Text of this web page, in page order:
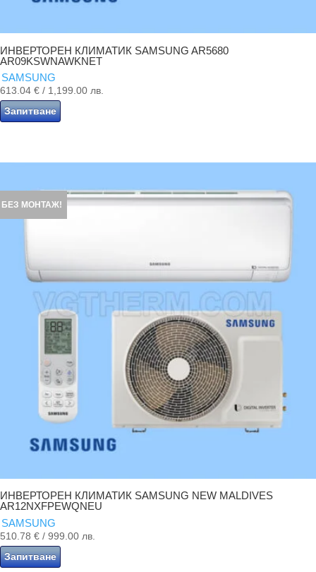
ИНВЕРТОРЕН КЛИМАТИК SAMSUNG AR5680
AR09KSWNAWKNET
SAMSUNG
613.04 € / 1,199.00 лв.
Запитване
БЕЗ МОНТАЖ!
ИНВЕРТОРЕН КЛИМАТИК SAMSUNG NEW MALDIVES
AR12NXFPEWQNEU
SAMSUNG
510.78 € / 999.00 лв.
Запитване